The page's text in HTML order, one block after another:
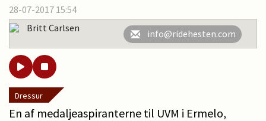
28-07-2017 15:54
Britt Carlsen
info@ridehesten.com
Dressur
En af medaljeaspiranterne til UVM i Ermelo,